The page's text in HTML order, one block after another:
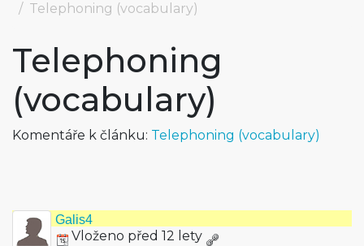
Telephoning (vocabulary)
Telephoning
(vocabulary)
Komentáře k článku: Telephoning (vocabulary)
Galis4
Vloženo před 12 lety